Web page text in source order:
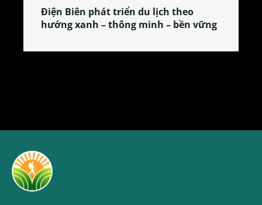
Làng làm bánh tẻ Phú Nhi – nơi lan
tỏa đặc sản xứ Đoài